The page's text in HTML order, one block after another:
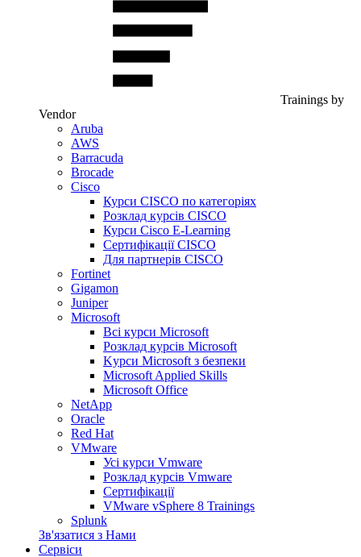
Trainings by
Vendor
Aruba
AWS
Barracuda
Brocade
Cisco
Курси CISCO по категоріях
Розклад курсів CISCO
Курси Cisco E-Learning
Сертифікації CISCO
Для партнерів CISCO
Fortinet
Gigamon
Juniper
Microsoft
Всі курси Microsoft
Розклад курсів Microsoft
Kyрси Microsoft з безпеки
Microsoft Applied Skills
Microsoft Office
NetApp
Oracle
Red Hat
VMware
Усі курси Vmware
Розклад курсів Vmware
Сертифікації
VMware vSphere 8 Trainings
Splunk
Зв'язатися з Нами
Сервіси